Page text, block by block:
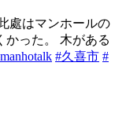
處はマンホールの
かった。 木がある
#久喜市 #